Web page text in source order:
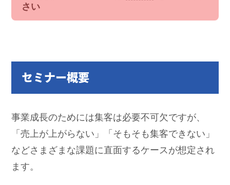
さい
セミナー概要
事業成長のためには集客は必要不可欠ですが、
「売上が上がらない」「そもそも集客できない」
などさまざまな課題に直面するケースが想定され
ます。